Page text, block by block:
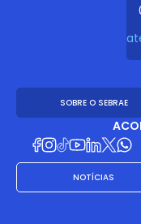
SOBRE O SEBRAE
NOTÍCIAS